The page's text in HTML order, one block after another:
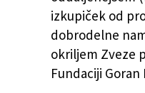
izkupiček od
dobrodelne
okriljem Zveze
Fundaciji